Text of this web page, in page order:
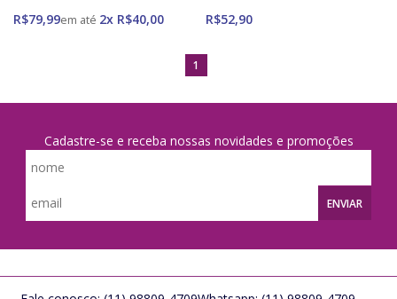
R$79,99 2x R$40,00 R$52,90
1
Cadastre-se e receba nossas novidades e promoções
ENVIAR